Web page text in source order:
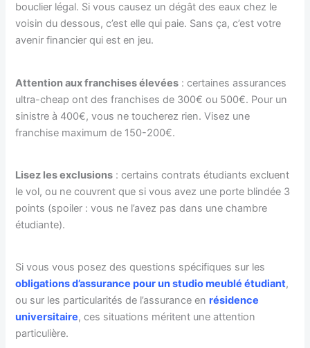
bouclier légal. Si vous causez un dégât des eaux chez le
voisin du dessous, c’est elle qui paie. Sans ça, c’est votre
avenir financier qui est en jeu.
Attention aux franchises élevées : certaines assurances
ultra-cheap ont des franchises de 300€ ou 500€. Pour un
sinistre à 400€, vous ne toucherez rien. Visez une
franchise maximum de 150-200€.
Lisez les exclusions : certains contrats étudiants excluent
le vol, ou ne couvrent que si vous avez une porte blindée 3
points (spoiler : vous ne l’avez pas dans une chambre
étudiante).
Si vous vous posez des questions spécifiques sur les
obligations d’assurance pour un studio meublé étudiant,
ou sur les particularités de l’assurance enrésidence
universitaire, ces situations méritent une attention
particulière.